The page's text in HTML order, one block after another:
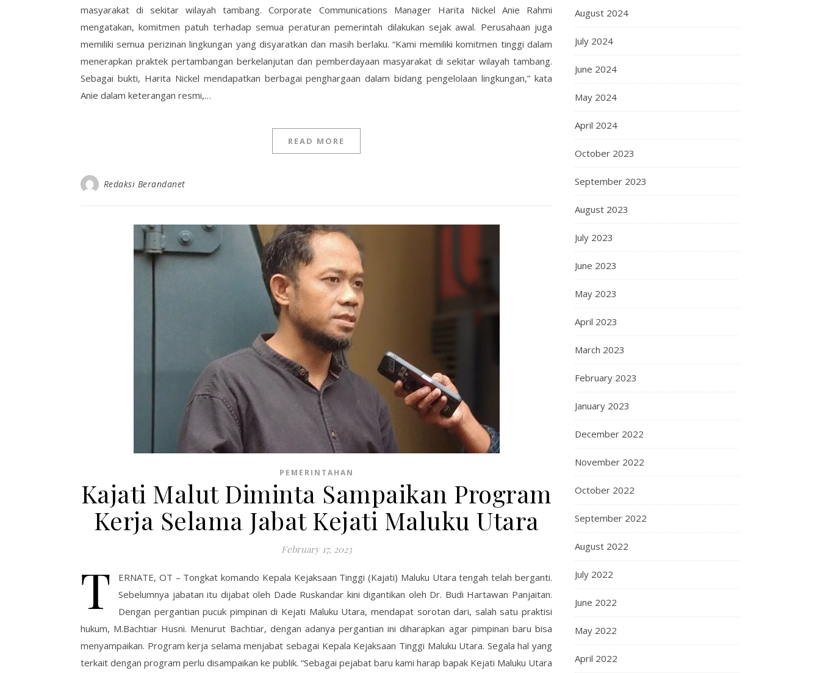
masyarakat di sekitar wilayah tambang. Corporate Communications Manager Harita Nickel Anie Rahmi
mengatakan, komitmen patuh terhadap semua peraturan pemerintah dilakukan sejak awal. Perusahaan juga
memiliki semua perizinan lingkungan yang disyaratkan dan masih berlaku. “Kami memiliki komitmen tinggi dalam
menerapkan praktek pertambangan berkelanjutan dan pemberdayaan masyarakat di sekitar wilayah tambang.
Sebagai bukti, Harita Nickel mendapatkan berbagai penghargaan dalam bidang pengelolaan lingkungan,” kata
Anie dalam keterangan resmi,…
READ MORE
Redaksi Berandanet
PEMERINTAHAN
Kajati Malut Diminta Sampaikan Program
Kerja Selama Jabat Kejati Maluku Utara
February 17, 2023
T
ERNATE, OT – Tongkat komando Kepala Kejaksaan Tinggi (Kajati) Maluku Utara tengah telah berganti.
Sebelumnya jabatan itu dijabat oleh Dade Ruskandar kini digantikan oleh Dr. Budi Hartawan Panjaitan.
Dengan pergantian pucuk pimpinan di Kejati Maluku Utara, mendapat sorotan dari, salah satu praktisi
hukum, M.Bachtiar Husni. Menurut Bachtiar, dengan adanya pergantian ini diharapkan agar pimpinan baru bisa
menyampaikan. Program kerja selama menjabat sebagai Kepala Kejaksaan Tinggi Maluku Utara. Segala hal yang
terkait dengan program perlu disampaikan ke publik. “Sebagai pejabat baru kami harap bapak Kejati Maluku Utara
August 2024
July 2024
June 2024
May 2024
April 2024
October 2023
September 2023
August 2023
July 2023
June 2023
May 2023
April 2023
March 2023
February 2023
January 2023
December 2022
November 2022
October 2022
September 2022
August 2022
July 2022
June 2022
May 2022
April 2022